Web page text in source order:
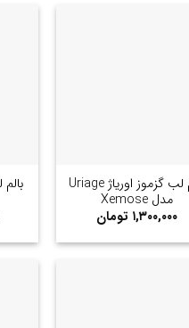
بالم لب گزموز اوریاژ Uriage
مدل Xemose
۱,۳۰۰,۰۰۰ تومان